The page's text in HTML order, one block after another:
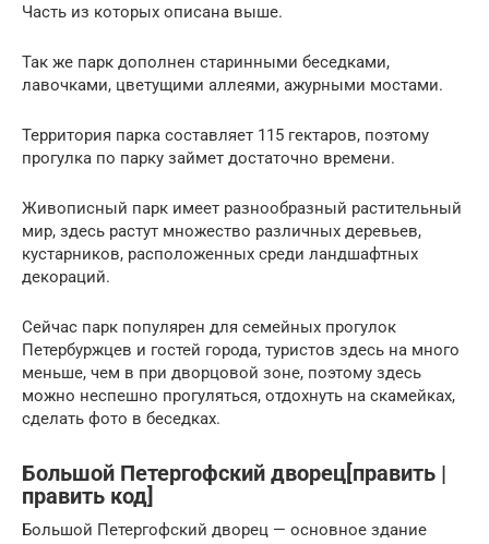
Часть из которых описана выше.
Так же парк дополнен старинными беседками,
лавочками, цветущими аллеями, ажурными мостами.
Территория парка составляет 115 гектаров, поэтому
прогулка по парку займет достаточно времени.
Живописный парк имеет разнообразный растительный
мир, здесь растут множество различных деревьев,
кустарников, расположенных среди ландшафтных
декораций.
Сейчас парк популярен для семейных прогулок
Петербуржцев и гостей города, туристов здесь на много
меньше, чем в при дворцовой зоне, поэтому здесь
можно неспешно прогуляться, отдохнуть на скамейках,
сделать фото в беседках.
Большой Петергофский дворец[править |
править код]
Большой Петергофский дворец — основное здание